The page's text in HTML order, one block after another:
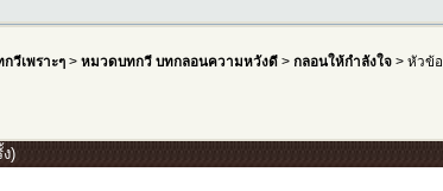
วีเพราะๆ >หมวดบทกวี บทกลอนความหวังดี >กลอนให้กำลังใจ > หัวข้
)